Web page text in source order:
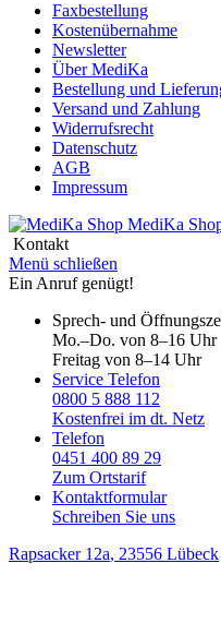
Faxbestellung
Kostenübernahme
Newsletter
Über MediKa
Bestellung und
Versand und Zahlung
Widerrufsrecht
Datenschutz
AGB
Impressum
MediKa
Kontakt
Menü schließen
Ein Anruf genügt!
Sprech- und
Mo.–Do. von 8–16 Uhr
Freitag von 8–14 Uhr
Service Telefon
0800 5 888 112
Kostenfrei im dt. Netz
Telefon
0451 400 89 29
Zum Ortstarif
Kontaktformular
Schreiben Sie uns
Rapsacker 12a, 23556 Lübeck